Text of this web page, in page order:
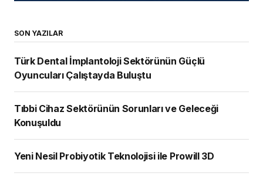
SON YAZILAR
Türk Dental İmplantoloji Sektörünün Güçlü
Oyuncuları Çalıştayda Buluştu
Tıbbi Cihaz Sektörünün Sorunları ve Geleceği
Konuşuldu
Yeni Nesil Probiyotik Teknolojisi ile Prowill 3D